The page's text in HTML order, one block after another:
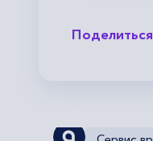
Поделиться